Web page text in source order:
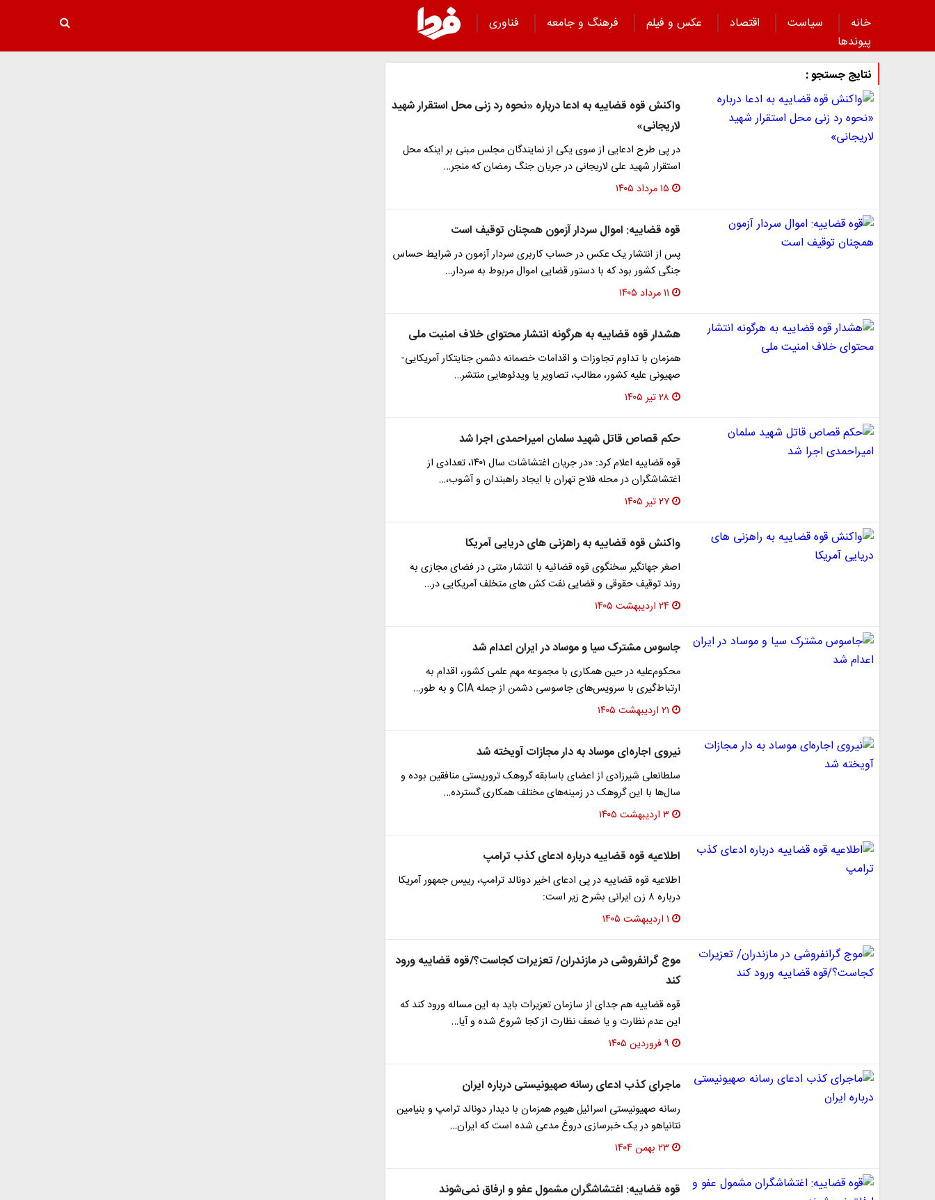
خانه سیاست اقتصاد عکس و فیلم فرهنگ و جامعه
فناوری
پیوند‌ها
نتایج جستجو :
واکنش قوه قضاییه به ادعا درباره «نحوه رد زنی محل استقرار شهید
لاریجانی»
در پی طرح ادعایی از سوی یکی از نمایندگان مجلس مبنی بر اینکه محل
استقرار شهید علی لاریجانی در جریان جنگ رمضان که منجر…
۱۵ مرداد ۱۴۰۵
قوه قضاییه: اموال سردار آزمون همچنان توقیف است
پس از انتشار یک عکس در حساب کاربری سردار آزمون در شرایط حساس
جنگی کشور بود که با دستور قضایی اموال مربوط به سردار…
۱۱ مرداد ۱۴۰۵
هشدار قوه قضاییه به هرگونه انتشار محتوای خلاف امنیت ملی
همزمان با تداوم تجاوزات و اقدامات خصمانه دشمن جنایتکار آمریکایی-
صهیونی علیه کشور، مطالب، تصاویر یا ویدئوهایی منتشر…
۲۸ تیر ۱۴۰۵
حکم قصاص قاتل شهید سلمان امیراحمدی اجرا شد
قوه قضاییه اعلام کرد: «در جریان اغتشاشات سال ۱۴۰۱، تعدادی از
اغتشاشگران در محله فلاح تهران با ایجاد راهبندان و آشوب،…
۲۷ تیر ۱۴۰۵
واکنش قوه قضاییه به راهزنی های دریایی آمریکا
اصغر جهانگیر سخنگوی قوه قضائیه با انتشار متنی در فضای مجازی به
روند توقیف حقوقی و قضایی نفت کش های متخلف آمریکایی در…
۲۴ اردیبهشت ۱۴۰۵
جاسوس مشترک سیا و موساد در ایران اعدام شد
محکوم‌علیه در حین همکاری با مجموعه مهم علمی کشور، اقدام به
ارتباط‌گیری با سرویس‌های جاسوسی دشمن از جمله CIA و به طور…
۲۱ اردیبهشت ۱۴۰۵
نیروی اجاره‌ای موساد به دار مجازات آویخته شد
سلطانعلی شیرزادی از اعضای باسابقه گروهک تروریستی منافقین بوده و
سال‌ها با این گروهک در زمینه‌های مختلف همکاری گسترده…
۳ اردیبهشت ۱۴۰۵
اطلاعیه قوه قضاییه درباره ادعای کذب ترامپ
اطلاعیه قوه قضاییه در پی ادعای اخیر دونالد ترامپ، رییس جمهور آمریکا
درباره ۸ زن ایرانی بشرح زیر است:
۱ اردیبهشت ۱۴۰۵
موج گرانفروشی در مازندران/ تعزیرات کجاست؟/قوه قضاییه ورود
کند
قوه قضاییه هم جدای از سازمان تعزیرات باید به این مساله ورود کند که
این عدم نظارت و یا ضعف نظارت از کجا شروع شده و آیا…
۹ فروردین ۱۴۰۵
ماجرای کذب ادعای رسانه صهیونیستی درباره ایران
رسانه صهیونیستی اسرائیل هیوم همزمان با دیدار دونالد ترامپ و بنیامین
نتانیاهو در یک خبرسازی دروغ مدعی شده است که ایران…
۲۳ بهمن ۱۴۰۴
قوه قضاییه: اغتشاشگران مشمول عفو و ارفاق نمی‌شوند